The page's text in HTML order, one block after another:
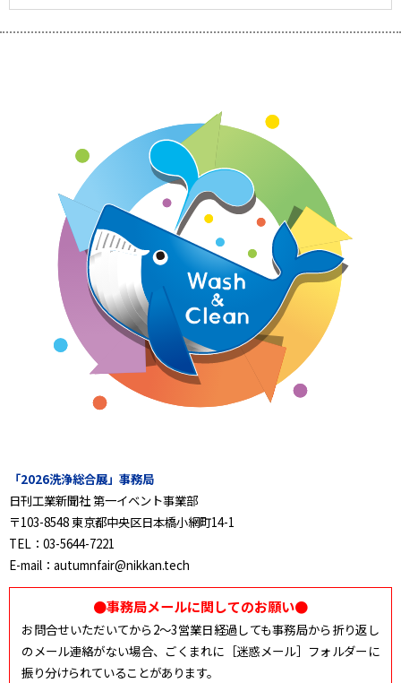
「2026洗浄総合展」事務局
日刊工業新聞社 第一イベント事業部
〒103-8548 東京都中央区日本橋小網町14-1
TEL：03-5644-7221
E-mail：autumnfair@nikkan.tech
●事務局メールに関してのお願い●
お問合せいただいてから2〜3営業日経過しても事務局から折り返し
のメール連絡がない場合、ごくまれに［迷惑メール］フォルダーに
振り分けられていることがあります。